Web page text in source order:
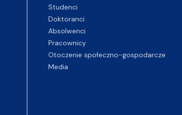
Studenci
Doktoranci
Absolwenci
Pracownicy
Otoczenie społeczno-gospodarcze
Media